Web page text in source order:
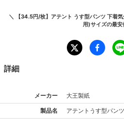
＼
【34.5円/枚】アテント うす型パンツ 下着
用)サイズの最安
詳細
メーカー 大王製紙
製品名 アテント うす型パン